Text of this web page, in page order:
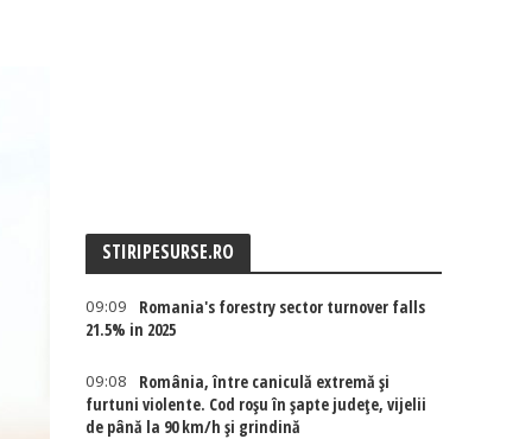
STIRIPESURSE.RO
09:09
Romania's forestry sector turnover falls
21.5% in 2025
09:08
România, între caniculă extremă și
furtuni violente. Cod roșu în șapte județe, vijelii
de până la 90 km/h și grindină